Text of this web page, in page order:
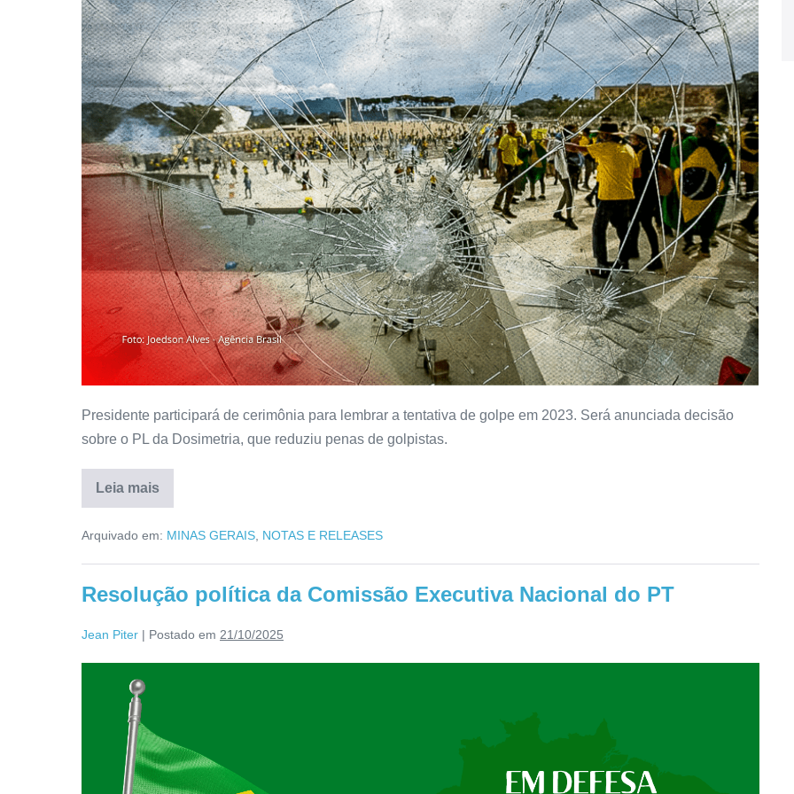
Presidente participará de cerimônia para lembrar a tentativa de golpe em 2023. Será anunciada decisão
sobre o PL da Dosimetria, que reduziu penas de golpistas.
Leia mais
Arquivado em: MINAS GERAIS NOTAS E RELEASES
Resolução política da Comissão Executiva Nacional do PT
Jean Piter | Postado em 21/10/2025